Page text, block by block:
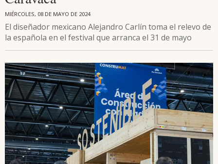
MIÉRCOLES, 08 DE MAYO DE 2024
El diseñador mexicano Alejandro Carlín toma el relevo de
la española en el festival que arranca el 31 de mayo